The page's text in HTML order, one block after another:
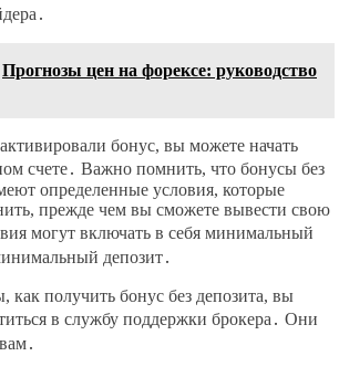
Прогнозы цен на форексе: руководство
бонус, вы можете начать
счете․ Важно помнить, что бонусы без
определенные условия, которые
прежде чем вы сможете вывести свою
могут включать в себя минимальный
депозит․
как получить бонус без депозита, вы
в службу поддержки брокера․ Они